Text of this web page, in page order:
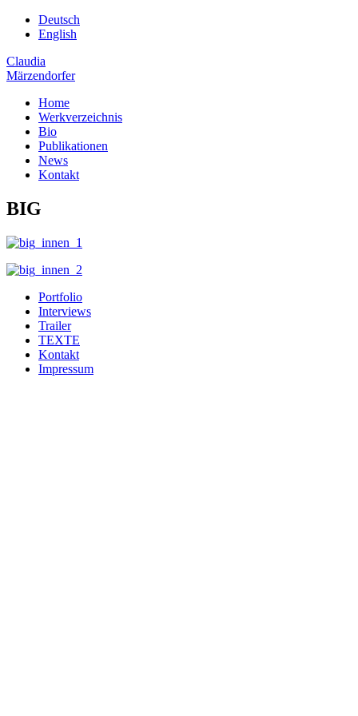
Deutsch
English
Claudia
Märzendorfer
Home
Werkverzeichnis
Bio
Publikationen
News
Kontakt
BIG
Portfolio
Interviews
Trailer
TEXTE
Kontakt
Impressum